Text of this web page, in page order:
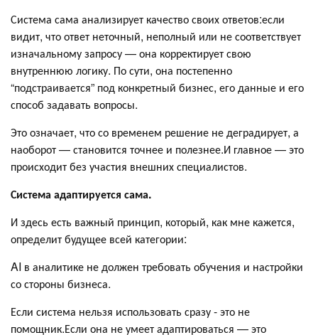
Система сама анализирует качество своих ответов:если
видит, что ответ неточный, неполный или не соответствует
изначальному запросу — она корректирует свою
внутреннюю логику. По сути, она постепенно
“подстраивается” под конкретный бизнес, его данные и его
способ задавать вопросы.
Это означает, что со временем решение не деградирует, а
наоборот — становится точнее и полезнее.И главное — это
происходит без участия внешних специалистов.
Система адаптируется сама.
И здесь есть важный принцип, который, как мне кажется,
определит будущее всей категории:
AI в аналитике не должен требовать обучения и настройки
со стороны бизнеса.
Если система нельзя использовать сразу - это не
помощник.Если она не умеет адаптироваться — это